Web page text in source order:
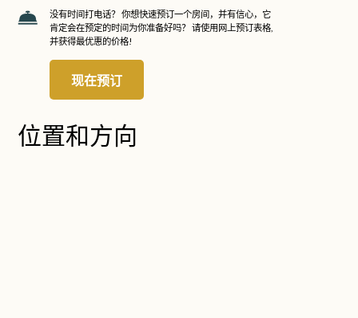
没有时间打电话？ 你想快速预订一个房间，并有信心，它
肯定会在预定的时间为你准备好吗？ 请使用网上预订表格,
并获得最优惠的价格!
现在预订
位置和方向